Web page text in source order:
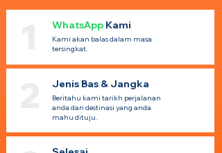
WhatsApp Kami
Kami akan balas dalam masa
tersingkat.
Jenis Bas & Jangka
Beritahu kami tarikh perjalanan
anda dan destinasi yang anda
mahu dituju.